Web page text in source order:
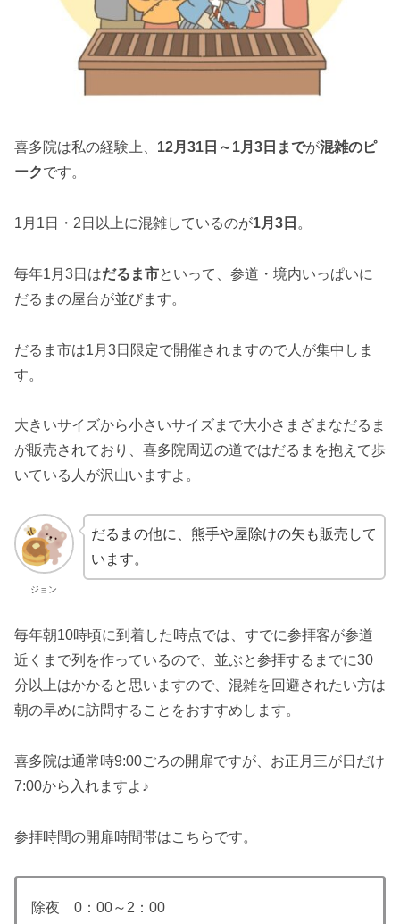
喜多院は私の経験上、 12月31日～1月3日までが混雑のピ
ークです。
1月1日・2日以上に混雑しているのが1月3日 。
毎年1月3日はだるま市といって、参道・境内いっぱいに
だるまの屋台が並びます。
だるま市は1月3日限定で開催されますので人が集中しま
す。
大きいサイズから小さいサイズまで大小さまざまなだるま
が販売されており、喜多院周辺の道ではだるまを抱えて歩
いている人が沢山いますよ。
ジョン
だるまの他に、熊手や屋除けの矢も販売して
います。
毎年朝10時頃に到着した時点では、すでに参拝客が参道
近くまで列を作っているので、並ぶと参拝するまでに30
分以上はかかると思いますので、混雑を回避されたい方は
朝の早めに訪問することをおすすめします。
喜多院は通常時9:00ごろの開扉ですが、お正月三が日だけ
7:00から入れますよ♪
参拝時間の開扉時間帯はこちらです。
除夜 0：00～2：00